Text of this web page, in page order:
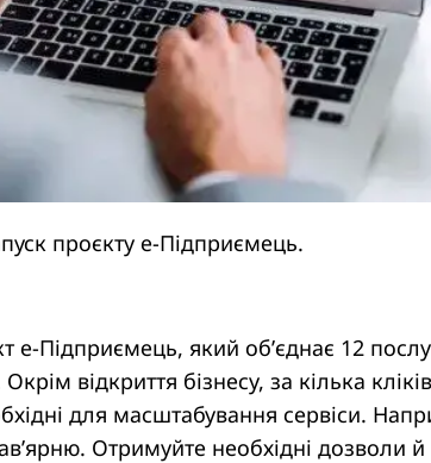
проєкту е-Підприємець.
е-Підприємець, який обʼєднає 12
відкриття бізнесу, за кілька
для масштабування сервіси.
Отримуйте необхідні дозволи